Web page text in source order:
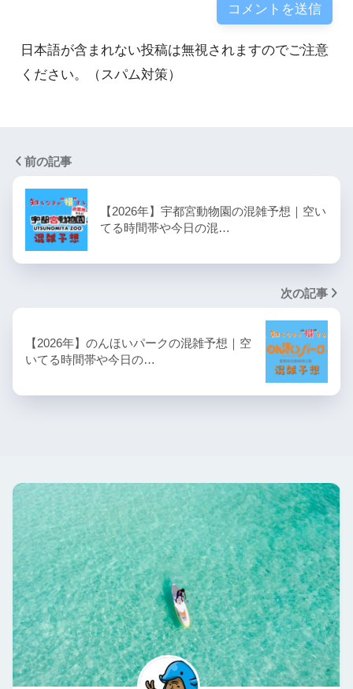
日本語が含まれない投稿は無視されますのでご注意
ください。（スパム対策）
前の記事
【2026年】宇都宮動物園の混雑予想｜空い
てる時間帯や今日の混…
次の記事
【2026年】のんほいパークの混雑予想｜空
いてる時間帯や今日の…